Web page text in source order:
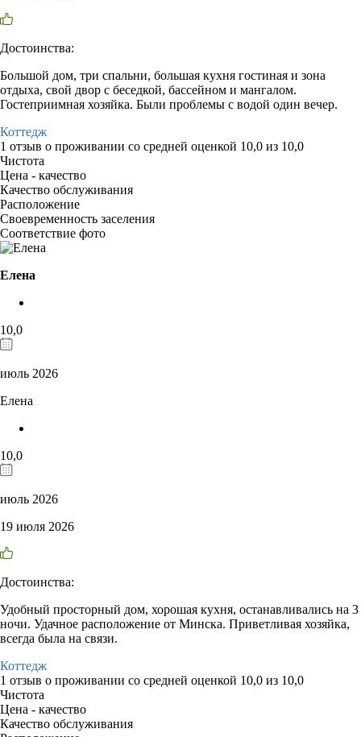
Достоинства:
Большой дом, три спальни, большая кухня гостиная и зона
отдыха, свой двор с беседкой, бассейном и мангалом.
Гостеприимная хозяйка. Были проблемы с водой один вечер.
Коттедж
1 отзыв о проживании со средней оценкой 10,0 из 10,0
Чистота
Цена - качество
Качество обслуживания
Расположение
Своевременность заселения
Соответствие фото
Елена
10,0
июль 2026
Елена
10,0
июль 2026
19 июля 2026
Достоинства:
Удобный просторный дом, хорошая кухня, останавливались на 3
ночи. Удачное расположение от Минска. Приветливая хозяйка,
всегда была на связи.
Коттедж
1 отзыв о проживании со средней оценкой 10,0 из 10,0
Чистота
Цена - качество
Качество обслуживания